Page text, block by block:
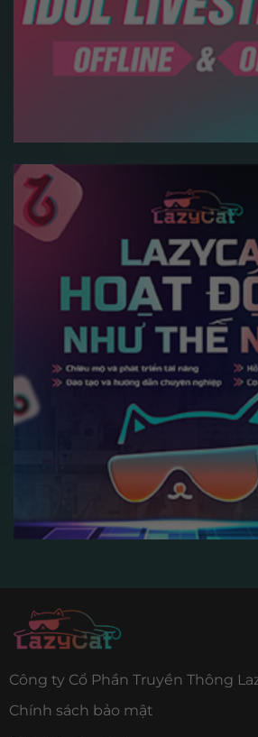
Công ty Cổ Phần Truyền Thông
Chính sách bảo mật